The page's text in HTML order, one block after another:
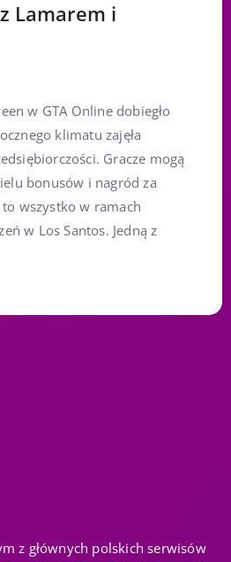
Lamarem i
w GTA Online dobiegło
klimatu zajęła
Gracze mogą
bonusów i nagród za
wszystko w ramach
w Los Santos. Jedną z
z głównych polskich serwisów